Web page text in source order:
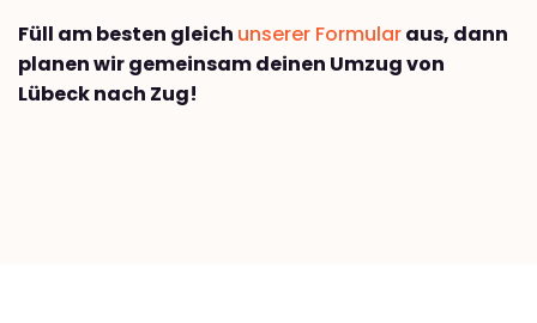
Füll am besten gleich unserer Formularaus, dann
planen wir gemeinsam deinen Umzug von
Lübeck nach Zug!